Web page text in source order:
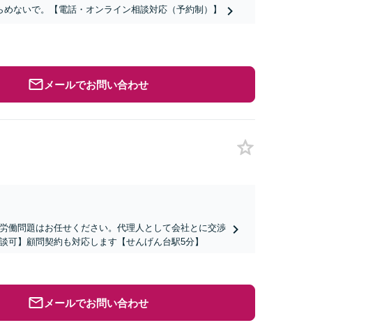
ないで。【電話・オンライン相談対応（予約制）】
メールでお問い合わせ
働問題はお任せください。代理人として会社とに交渉
】顧問契約も対応します【せんげん台駅5分】
メールでお問い合わせ